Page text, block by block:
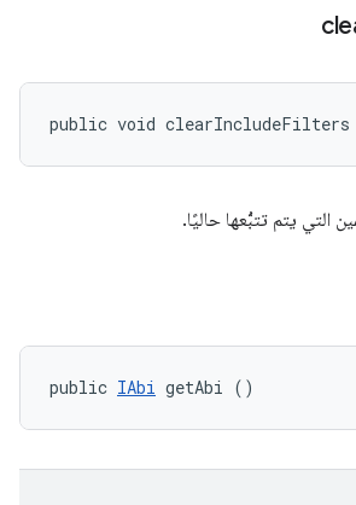
public void
التي يتم تتبُّعها حاليًا.
public IAbi getAbi ()